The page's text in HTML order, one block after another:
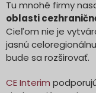
Tu mnohé firmy
oblasti
Cieľom nie je
jasnú
bude sa rozširovať.
CE Interim